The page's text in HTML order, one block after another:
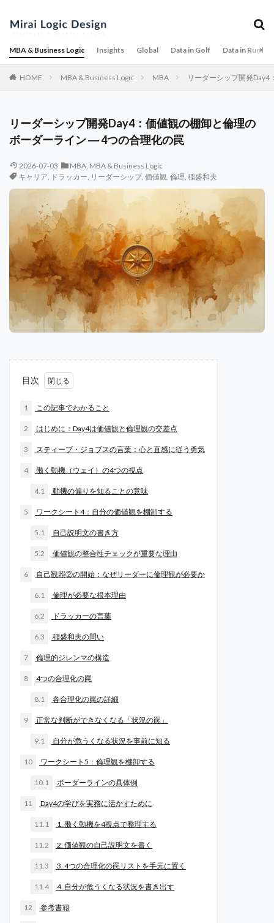
MBA & Business Logic Insights Global Data in Golf Data in
HOME MBA & Business Logic MBA リーダーシップ開発
リーダーシップ開発Day4：価値観の棚卸と倫理の
ボーダーライン ― 4つの合理化の罠
2026-07-03 MBA, MBA & Business Logic
キャリア, ドラッカー, リーダーシップ, 価値観, 倫理, 稲盛和夫
目次
1 この記事でわかること
2 はじめに：Day4は価値観と倫理観の交差点
3 スティーブ・ジョブスの言葉：心と直感に従う勇気
4 働く動機（ウェイ）の4つの視点
4.1 動機の偏りを知ることの意味
5 ワークシート4：自分の価値観を棚卸する
5.1 自己説明文の書き方
5.2 価値観の整合性チェックが重要な理由
6 自己観照②の開始：なぜリーダーに倫理観が必要か
6.1 倫理が必要な根本理由
6.2 ドラッカーの言葉
6.3 稲盛和夫の問い
7 倫理的ジレンマの構造
8 4つの合理化の罠
8.1 各合理化の罠の詳細
9 正常な判断ができなくなる「状況の罠」
9.1 自分が危うくなる状況を事前に知る
10 ワークシート5：倫理観を棚卸する
10.1 ボーダーラインの具体例
11 Day4の学びを実務に活かすために
11.1 1. 働く動機を4視点で整理する
11.2 2. 価値観の自己説明文を書く
11.3 3. 4つの合理化の罠リストを手元に置く
11.4 4. 自分が危うくなる状況を書き出す
12 参考書籍